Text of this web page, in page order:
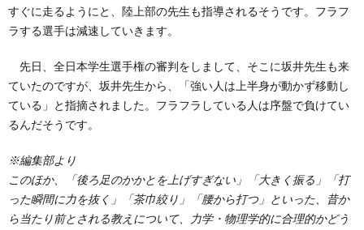
すぐに走るようにと、陸上部の先生も指導されるそうです。フラフ
ラする選手は減速していきます。
先日、全日本学生選手権の審判をしまして、そこに坂井先生も来
ていたのですが、坂井先生から、「強い人は上半身が動かず移動し
ている」と指摘されました。フラフラしている人は序盤で負けてい
るんだそうです。
※編集部より
このほか、「後ろ足のかかとを上げすぎない」「大きく振る」「打
った瞬間に力を抜く」「茶巾絞り」「腰から打つ」といった、昔か
ら当たり前とされる教えについて、力学・物理学的に合理的かどう